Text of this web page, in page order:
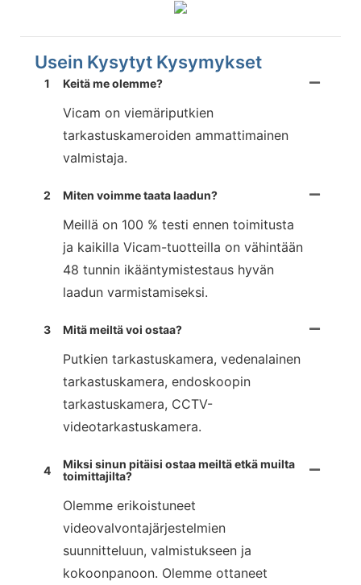
Usein Kysytyt Kysymykset
1 Keitä me olemme?
Vicam on viemäriputkien
tarkastuskameroiden ammattimainen
valmistaja.
2 Miten voimme taata laadun?
Meillä on 100 % testi ennen toimitusta
ja kaikilla Vicam-tuotteilla on vähintään
48 tunnin ikääntymistestaus hyvän
laadun varmistamiseksi.
3 Mitä meiltä voi ostaa?
Putkien tarkastuskamera, vedenalainen
tarkastuskamera, endoskoopin
tarkastuskamera, CCTV-
videotarkastuskamera.
4
Miksi sinun pitäisi ostaa meiltä etkä muilta
toimittajilta?
Olemme erikoistuneet
videovalvontajärjestelmien
suunnitteluun, valmistukseen ja
kokoonpanoon. Olemme ottaneet